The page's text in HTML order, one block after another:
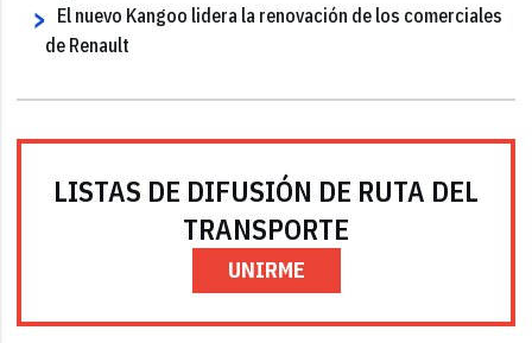
El nuevo Kangoo lidera la renovación de los comerciales
de Renault
LISTAS DE DIFUSIÓN DE RUTA DEL
TRANSPORTE
UNIRME